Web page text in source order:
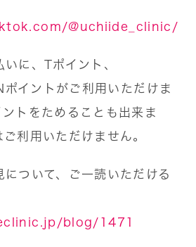
@uchiide_clinic/
に、Tポイント、
イントがご利用いただけま
トをためることも出来ま
利用いただけません。
ついて、ご一読いただける
blog/1471